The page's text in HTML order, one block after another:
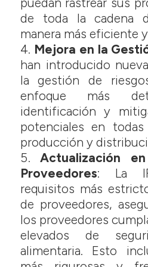
de toda la cadena
manera más eficiente
Mejora en la
han introducido
la gestión de
enfoque más
identificación y
potenciales en
producción y
Actualización
Proveedores: La
requisitos más
de proveedores,
los proveedores
elevados de
alimentaria. Esto